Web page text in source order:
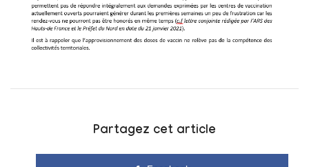
Partagez cet article